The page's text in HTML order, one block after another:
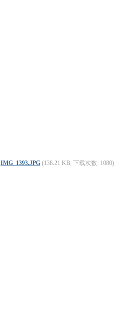
IMG_1393.JPG (138.21 KB, 下载次数: 1080)